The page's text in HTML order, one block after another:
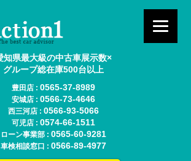
知県最大級の中古車展示数×
グループ総在庫500台以上
豊田店 : 0565-37-8989
安城店 : 0566-73-4646
西三河店 : 0566-93-5066
可児店 : 0574-66-1511
ローン事業部 : 0565-60-9281
車検相談窓口 : 0566-89-4977